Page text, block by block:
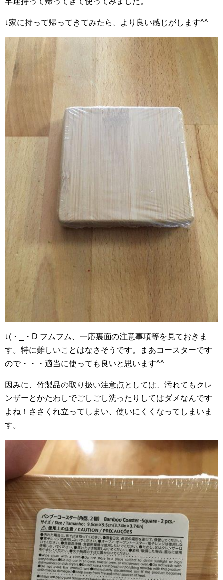
↓家に持って帰ってきてみたら、より良い感じがします^^
↓(・_・D フムフム、一応裏面の注意事項等を見ておきま
す。特に難しいことはなさそうです。まあコースターです
ので・・・適当に使っても良いと思います^^
因みに、竹製品の取り扱い注意点としては、汚れてもクレ
ンザーとかたわしでごしごし洗ったりしてはダメなんです
よね！ささくれ立ってしまい、使いにくくなってしまいま
す。